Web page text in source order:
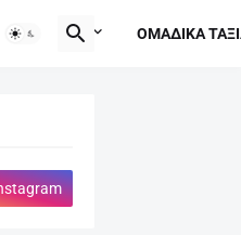
TRAVEL TIPS ΟΜΑΔΙΚΑ